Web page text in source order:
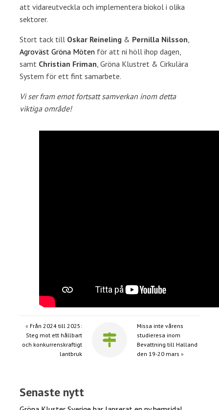
att vidareutveckla och implementera biokol i olika
sektorer.
Stort tack till Oskar Reineling & Pernilla Nilsson,
Agroväst Gröna Möten för att ni höll ihop dagen,
samt Christian Friman, Gröna Klustret & Cirkulära
System för ett fint samarbete.
Vi ser fram emot fortsatt samverkan inom detta
viktiga område!
« Från 2024 till 2025:
Steg mot ett hållbart
och konkurrenskraftigt
lantbruk
Missa inte vårens
studieresa inom
Bevattning till Halland
den 19-20 mars »
Senaste nytt